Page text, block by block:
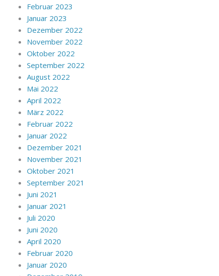
Februar 2023
Januar 2023
Dezember 2022
November 2022
Oktober 2022
September 2022
August 2022
Mai 2022
April 2022
März 2022
Februar 2022
Januar 2022
Dezember 2021
November 2021
Oktober 2021
September 2021
Juni 2021
Januar 2021
Juli 2020
Juni 2020
April 2020
Februar 2020
Januar 2020